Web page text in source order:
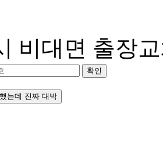
비대면 출장
확인
는데 진짜 대박